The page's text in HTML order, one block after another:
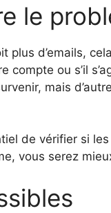
le
plus d’emails,
compte ou s’il
mais
de vérifier si
vous serez